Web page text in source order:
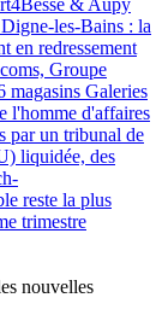
les-Bains : la
en redressement
Groupe
magasins Galeries
l'homme d'affaires
par un tribunal de
liquidée, des
reste la plus
trimestre
nouvelles